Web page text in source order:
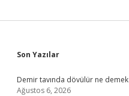
Sidebar
Son Yazılar
Demir tavında dövülür ne demek
Ağustos 6, 2026